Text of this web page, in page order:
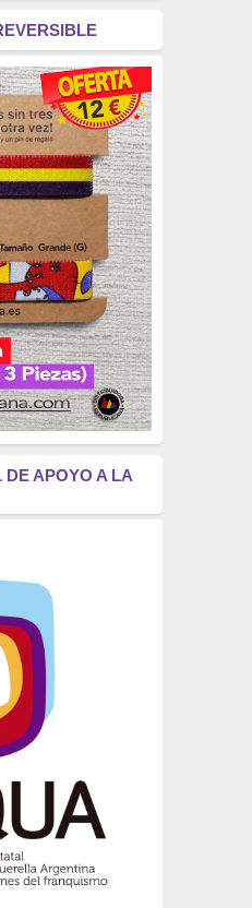
(721)
(522)
(514)
DE APOYO A LA